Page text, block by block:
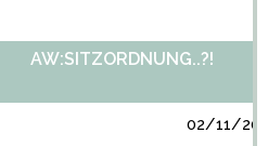
AW:SITZORDNUNG..?!
02/11/